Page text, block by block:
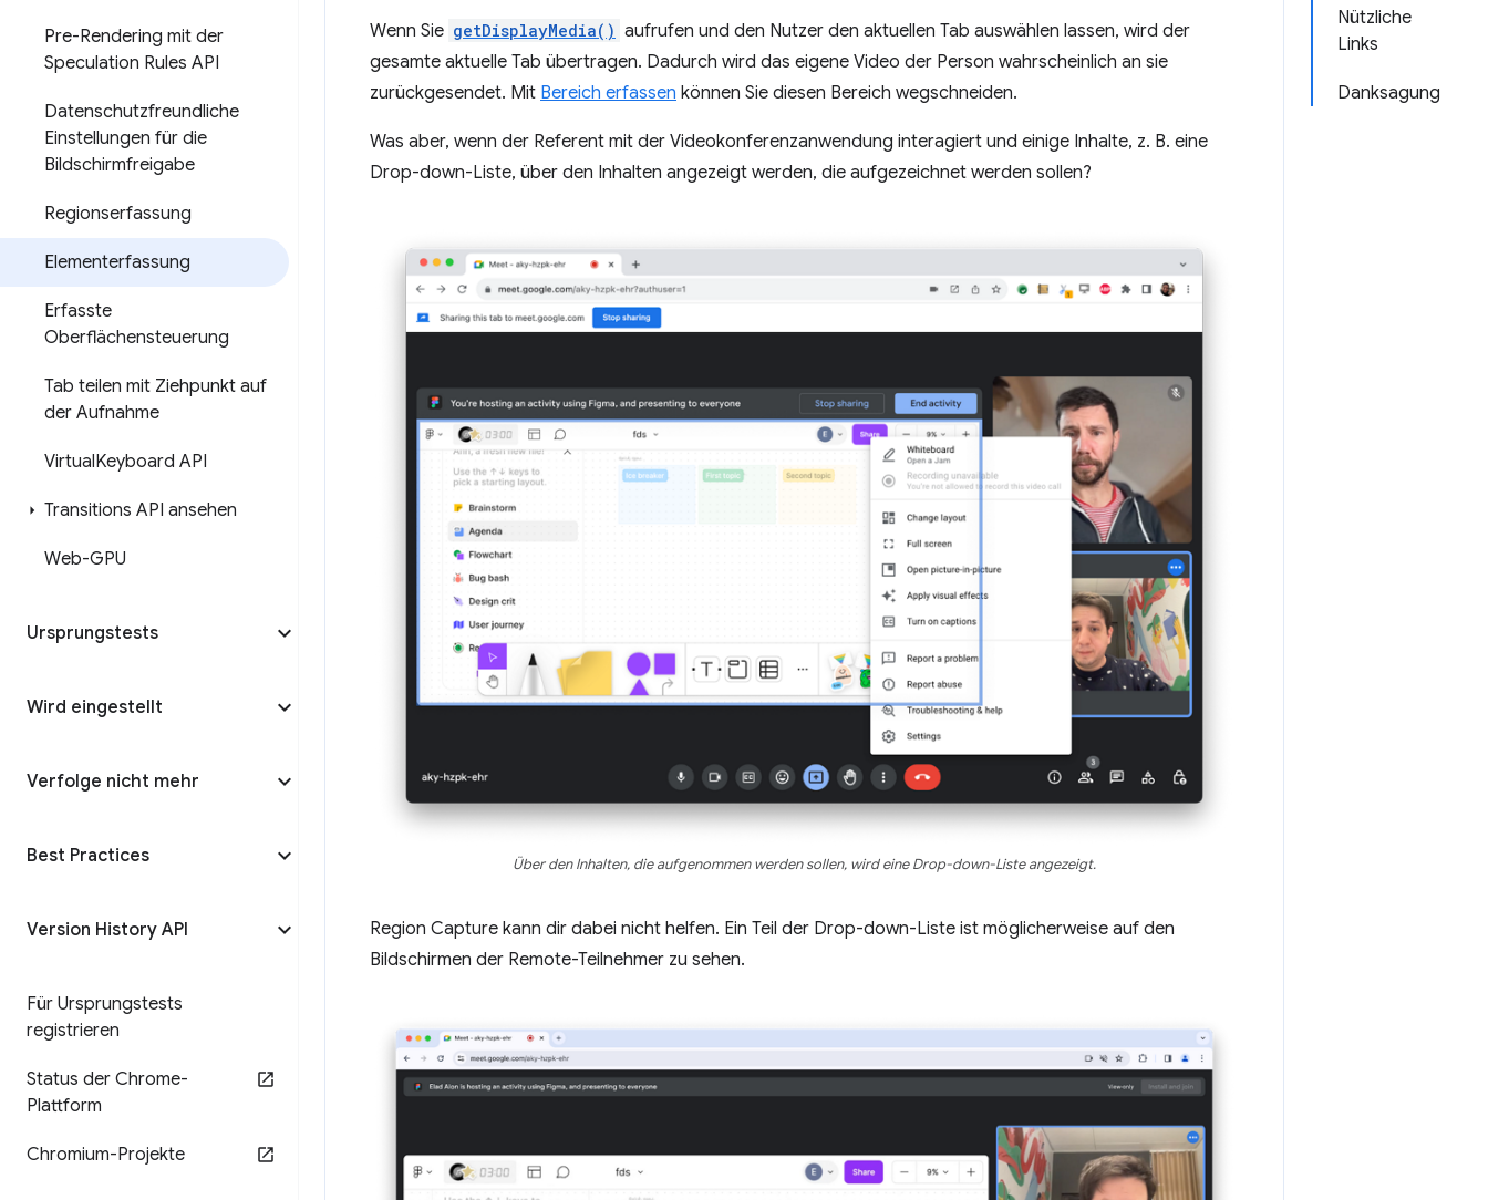
Pre-Rendering mit der
Speculation Rules API
Datenschutzfreundliche
Einstellungen für die
Bildschirmfreigabe
Regionserfassung
Elementerfassung
Erfasste
Oberflächensteuerung
Tab teilen mit Ziehpunkt auf
der Aufnahme
VirtualKeyboard API
Transitions API ansehen
Web-GPU
Ursprungstests
Wird eingestellt
Verfolge nicht mehr
Best Practices
Version History API
Für Ursprungstests
registrieren
Status der Chrome-
Plattform
Chromium-Projekte
Nützliche
Links
Danksagung
Wenn Sie getDisplayMedia() aufrufen und den Nutzer den aktuellen Tab auswählen lassen, wird der
gesamte aktuelle Tab übertragen. Dadurch wird das eigene Video der Person wahrscheinlich an sie
zurückgesendet. Mit Bereich erfassen können Sie diesen Bereich wegschneiden.
Was aber, wenn der Referent mit der Videokonferenzanwendung interagiert und einige Inhalte, z. B. eine
Drop-down-Liste, über den Inhalten angezeigt werden, die aufgezeichnet werden sollen?
Über den Inhalten, die aufgenommen werden sollen, wird eine Drop-down-Liste angezeigt.
Region Capture kann dir dabei nicht helfen. Ein Teil der Drop-down-Liste ist möglicherweise auf den
Bildschirmen der Remote-Teilnehmer zu sehen.